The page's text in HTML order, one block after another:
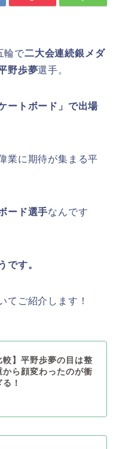
輪で二大会連続銀メダ
野歩夢選手。
ートボード」で出場
業に期待が集まる平
ード選手なんです
です。
てご紹介します！
較】平野歩夢の目は整
から顔変わったのが衝
！